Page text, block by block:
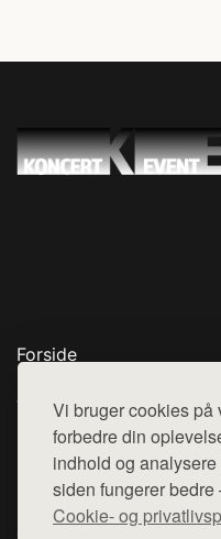
Vi bruger cookies på
forbedre din
indhold og
siden fungerer
Cookie- og
Forside
Top Rabatter
Blog
Kontakt